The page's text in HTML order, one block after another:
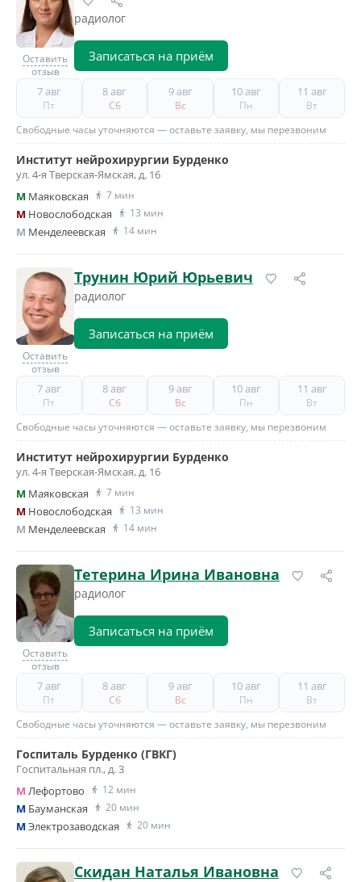
Оставить
отзыв
радиолог
Записаться на приём
7 авг
Пт
8 авг
Сб
9 авг
Вс
10 авг
Пн
11 авг
Вт
Свободные часы уточняются — оставьте заявку, мы перезвоним
Институт нейрохирургии Бурденко
ул. 4-я Тверская-Ямская, д. 16
M Маяковская 7 мин
M Новослободская 13 мин
M Менделеевская 14 мин
Оставить
отзыв
Трунин Юрий Юрьевич
радиолог
Записаться на приём
7 авг
Пт
8 авг
Сб
9 авг
Вс
10 авг
Пн
11 авг
Вт
Свободные часы уточняются — оставьте заявку, мы перезвоним
Институт нейрохирургии Бурденко
ул. 4-я Тверская-Ямская, д. 16
M Маяковская 7 мин
M Новослободская 13 мин
M Менделеевская 14 мин
Оставить
отзыв
Тетерина Ирина Ивановна
радиолог
Записаться на приём
7 авг
Пт
8 авг
Сб
9 авг
Вс
10 авг
Пн
11 авг
Вт
Свободные часы уточняются — оставьте заявку, мы перезвоним
Госпиталь Бурденко (ГВКГ)
Госпитальная пл., д. 3
M Лефортово 12 мин
M Бауманская 20 мин
MЭлектрозаводская 20 мин
Скидан Наталья Ивановна